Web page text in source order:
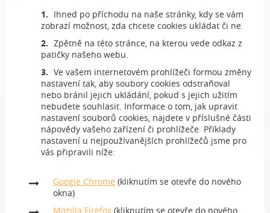
Ihned po příchodu na naše stránky, kdy se vám
zobrazí možnost, zda chcete cookies ukládat či ne.
Zpětně na této stránce, na kterou vede odkaz z
patičky našeho webu.
Ve vašem internetovém prohlížeči formou změny
nastavení tak, aby soubory cookies odstraňoval
nebo bránil jejich ukládání, pokud s jejich užitím
nebudete souhlasit. Informace o tom, jak upravit
nastavení souborů cookies, najdete v příslušné části
nápovědy vašeho zařízení či prohlížeče. Příklady
nastavení u nejpoužívanějších prohlížečů jsme pro
vás připravili níže:
Google Chrome (kliknutím se otevře do nového
okna)
Mozilla Firefox(kliknutím se otevře do nového